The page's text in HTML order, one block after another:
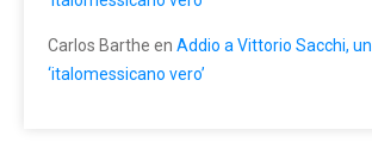
Carlos Barthe en Addio a Vittorio Sacchi, un
‘italomessicano vero’